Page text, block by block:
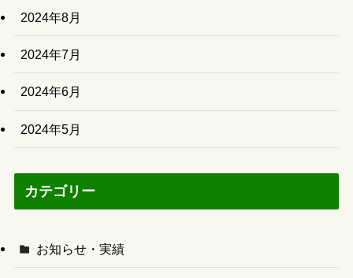
2024年8月
2024年7月
2024年6月
2024年5月
カテゴリー
お知らせ・実績